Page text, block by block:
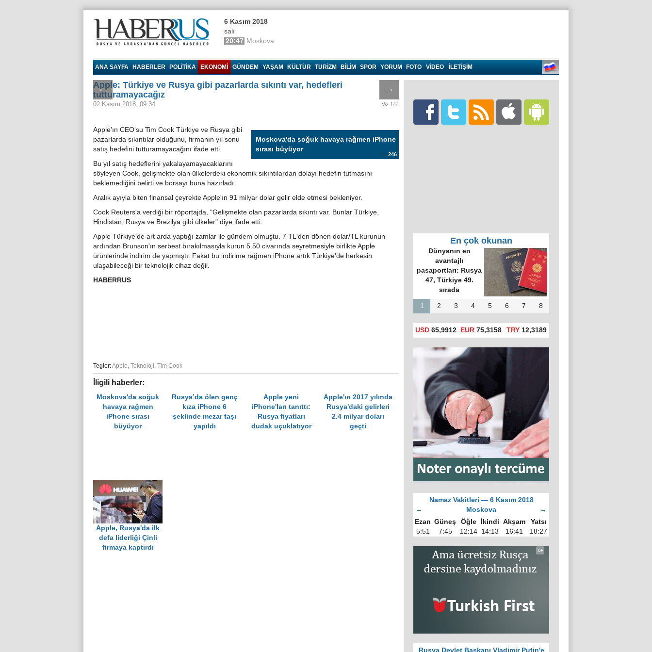
6 Kasım 2018
salı
20:47 Moskova
ANA SAYFA HABERLER POLITIKA EKONOMI GÜNDEM YAŞAM KÜLTÜR TURIZM BILIM SPOR YORUM FOTO VIDEO İLETİŞİM
← →
Apple: Türkiye ve Rusya gibi pazarlarda sıkıntı var, hedefleri
tutturamayacağız
02 Kasım 2018, 09:34 144
Moskova'da soğuk havaya rağmen iPhone
sırası büyüyor
246
Apple'ın CEO'su Tim Cook Türkiye ve Rusya gibi
pazarlarda sıkıntılar olduğunu, firmanın yıl sonu
satış hedefini tutturamayacağını ifade etti.
Bu yıl satış hedeflerini yakalayamayacaklarını
söyleyen Cook, gelişmekte olan ülkelerdeki ekonomik sıkıntılardan dolayı hedefin tutmasını
beklemediğini belirti ve borsayı buna hazırladı.
Aralık ayıyla biten finansal çeyrekte Apple'ın 91 milyar dolar gelir elde etmesi bekleniyor.
Cook Reuters'a verdiği bir röportajda, "Gelişmekte olan pazarlarda sıkıntı var. Bunlar Türkiye,
Hindistan, Rusya ve Brezilya gibi ülkeler" diye ifade etti.
Apple Türkiye'de art arda yaptığı zamlar ile gündem olmuştu. 7 TL'den dönen dolar/TL kurunun
ardından Brunson'ın serbest bırakılmasıyla kurun 5.50 civarında seyretmesiyle birlikte Apple
ürünlerinde indirim de yapmıştı. Fakat bu indirime rağmen iPhone artık Türkiye'de herkesin
ulaşabileceği bir teknolojik cihaz değil.
HABERRUS
Tegler:Apple, Teknoloji, Tim Cook
İligili haberler:
Moskova'da soğuk
havaya rağmen
iPhone sırası
büyüyor
Rusya’da ölen genç
kıza iPhone 6
şeklinde mezar taşı
yapıldı
Apple yeni
iPhone'ları tanıttı:
Rusya fiyatları
dudak uçuklatıyor
Apple'ın 2017 yılında
Rusya'daki gelirleri
2.4 milyar doları
geçti
Apple, Rusya'da ilk
defa liderliği Çinli
firmaya kaptırdı
En çok okunan
Dünyanın en
avantajlı
pasaportları: Rusya
47, Türkiye 49.
sırada
1 2 3 4 5 6 7 8
USD 65,9912 EUR 75,3158 TRY12,3189
Namaz Vakitleri — 6 Kasım 2018
←
Moskova
→
Ezan Güneş Öğle İkindi Akşam
Yatsı
5:51
7:45 12:14 14:13 16:41 18:27
Rusya Devlet Başkanı Vladimir Putin'e